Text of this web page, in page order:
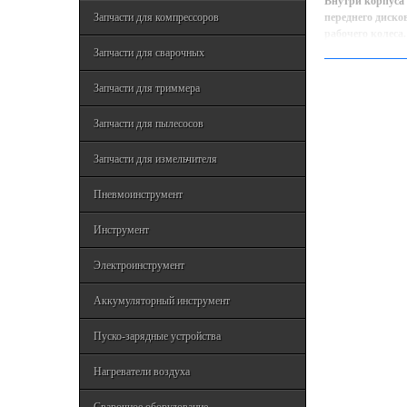
Запчасти для компрессоров
Запчасти для сварочных
Запчасти для триммера
Запчасти для пылесосов
Запчасти для измельчителя
Пневмоинструмент
Инструмент
Электроинструмент
Аккумуляторный инструмент
Пуско-зарядные устройства
Нагреватели воздуха
переднего